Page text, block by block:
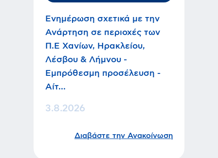
Ενημέρωση σχετικά με την
Ανάρτηση σε περιοχές των
Π.Ε Χανίων, Ηρακλείου,
Λέσβου & Λήμνου -
Εμπρόθεσμη προσέλευση -
Αίτ...
3.8.2026
Διαβάστε την Ανακοίνωση